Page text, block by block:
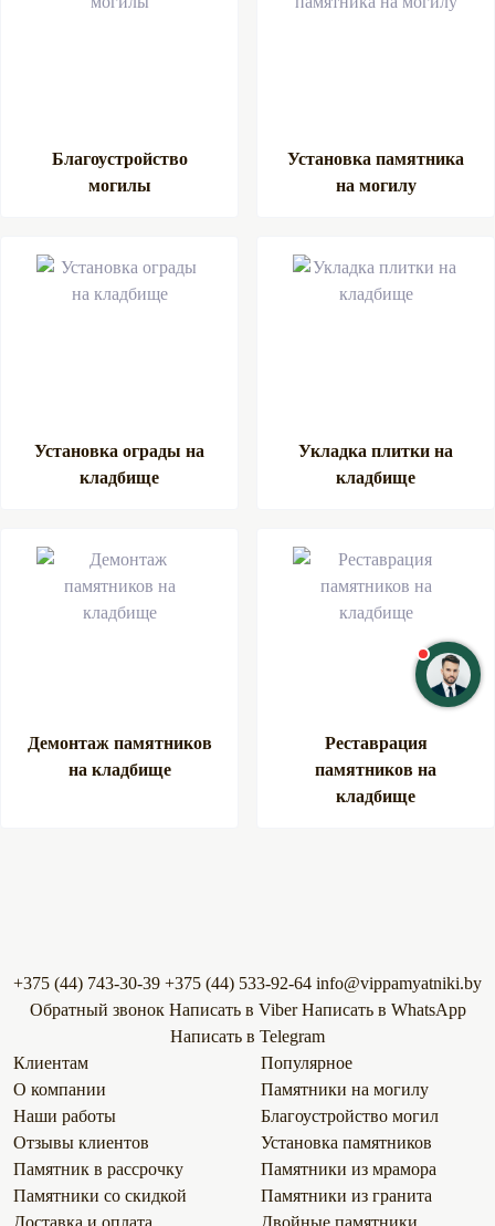
Благоустройство
могилы
Установка памятника
на могилу
Установка ограды на
кладбище
Укладка плитки на
кладбище
Демонтаж памятников
на кладбище
Реставрация
памятников на
кладбище
+375 (44) 743-30-39 +375 (44) 533-92-64 info@vippamyatniki.by
Обратный звонок Напиcать в Viber Напиcать в WhatsApp
Напиcать в Telegram
Клиентам
О компании
Наши работы
Отзывы клиентов
Памятник в рассрочку
Памятники со скидкой
Доставка и оплата
Популярное
Памятники на могилу
Благоустройство могил
Установка памятников
Памятники из мрамора
Памятники из гранита
Двойные памятники